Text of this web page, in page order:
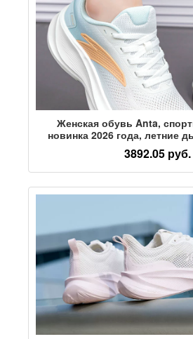
Женская обувь Anta,
новинка 2026 года, летние
кроссовки для бега,
подошву, повседневные
3892.05 руб.